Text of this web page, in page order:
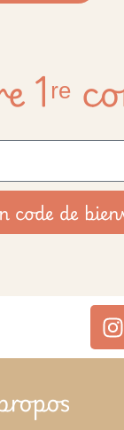
1ʳᵉ
code de